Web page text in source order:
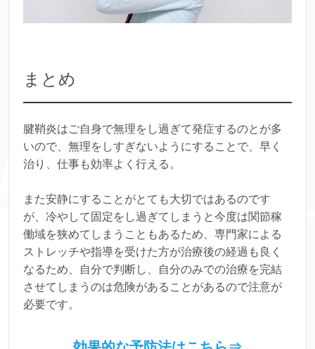
まとめ
腱鞘炎はご自身で無理をし過ぎて発症するのとが多
いので、無理をしすぎないようにすることで、早く
治り、仕事も効率よく行える。
また安静にすることがとても大切ではあるのです
が、冷やして固定をし過ぎてしまうと今度は関節稼
働域を狭めてしまうこともあるため、専門家による
ストレッチや指導を受けた方が治療後の経過も良く
なるため、自分で判断し、自分のみでの治療を完結
させてしまうのは危険があることがあるので注意が
必要です。